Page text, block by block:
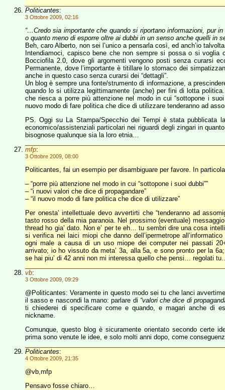
Politicantes:
3 Ottobre 2009, 02:16
“…Credo sia importante che quando si riportano informazioni, pur
o quanto meno di esporre oltre ai dubbi in un senso anche quelli in
Beh, caro Alberto, non sei l’unico a pensarla così, ed anch’io
Intendiamoci, capisco bene che non sempre si possa o si
Bocciofila 2.0, dove gli argomenti vengono posti senza curarsi
Permanente, dove l’importante è titillare lo stomaco dei
anche in questo caso senza curarsi dei “dettagli”.
Un blog è sempre una fonte/strumento di informazione, a
quando lo si utilizza legittimamente (anche) per fini di lotta
che riesca a porre più attenzione nel modo in cui “sottopone i
nuovo modo di fare politica che dice di utilizzare tenderanno ad
PS. Oggi su La Stampa/Specchio dei Tempi è stata pubblicata
economico/assistenziali particolari nei riguardi degli zingari in
bisognose qualunque sia la loro etnia…
mfp:
3 Ottobre 2009, 08:00
Politicantes, fai un esempio per disambiguare per favore. In
– “porre più attenzione nel modo in cui “sottopone i suoi dubbi””
– “i nuovi valori che dice di propagandare”
– “il nuovo modo di fare politica che dice di utilizzare”
Per onesta’ intellettuale devo avvertirti che “tenderanno ad
tasto rosso della mia paranoia. Nel prossimo (eventuale)
thread ho gia’ dato. Non e’ per te eh… tu sembri dire una cosa
si verifica nei laici miopi che danno dell’ipermetrope
ogni male a causa di un uso miope dei computer nei passati
arrivato; io ho vissuto da meta’ 3a, alla 5a, e sono pronto per la
se hai piu’ di 42 anni non mi interessa quello che pensi… regolati
vb:
3 Ottobre 2009, 09:29
@Politicantes: Veramente in questo modo sei tu che lanci
il sasso e nascondi la mano: parlare di “valori che dice di
ti chiederei di specificare come e quando, e magari anche di
nickname.
Comunque, questo blog è sicuramente orientato secondo certe
prima sono venute le idee, e solo molti anni dopo, come
Politicantes:
4 Ottobre 2009, 21:35
@vb,mfp
Pensavo fosse chiaro…